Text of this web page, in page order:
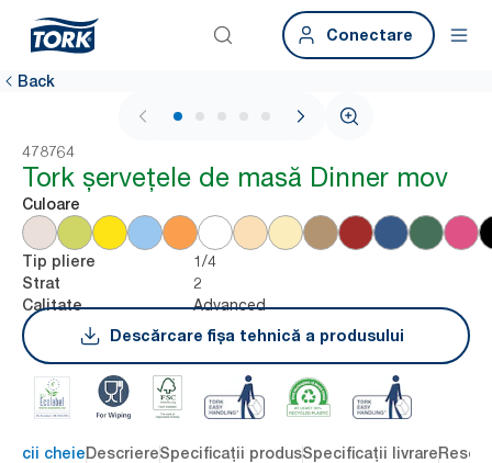
Conectare
Back
1 / 5
478764
Tork șervețele de masă Dinner mov
Culoare
Tip pliere 1/4
Strat 2
Calitate
Advanced
Descărcare fișa tehnică a produsului
cheieDescriereSpecificații produsSpecificații livrare